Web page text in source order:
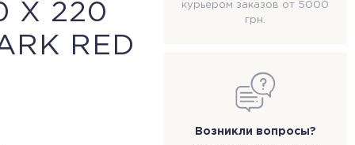
Х 220
RED
курьером заказов от 5000
грн.
Возникли вопросы?